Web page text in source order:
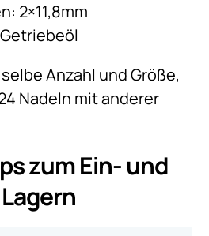
2×11,8mm
Anzahl und Größe,
Nadeln mit anderer
zum Ein- und